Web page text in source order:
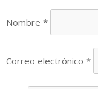
Nombre *
Correo electrónico *